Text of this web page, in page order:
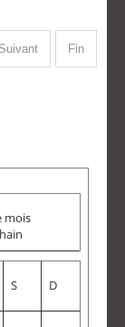
Suivant Fin
S D